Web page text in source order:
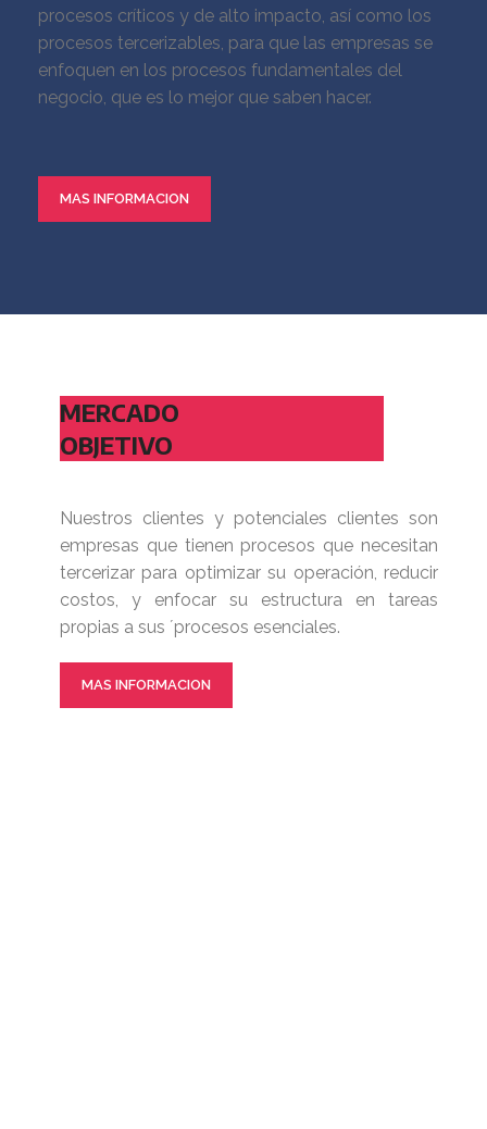
procesos críticos y de alto impacto, así como los
procesos tercerizables, para que las empresas se
enfoquen en los procesos fundamentales del
negocio, que es lo mejor que saben hacer.
MAS INFORMACION
MERCADO
OBJETIVO
Nuestros clientes y potenciales clientes son
empresas que tienen procesos que necesitan
tercerizar para optimizar su operación, reducir
costos, y enfocar su estructura en tareas
propias a sus ´procesos esenciales.
MAS INFORMACION